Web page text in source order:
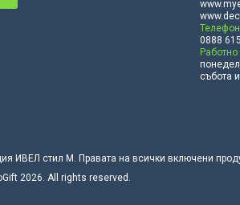
0888
събота
ИВЕЛ стил М. Правата на всички включени
2026. All rights reserved.